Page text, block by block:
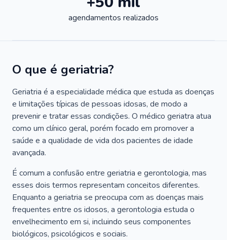
agendamentos realizados
O que é geriatria?
Geriatria é a especialidade médica que estuda as doenças
e limitações típicas de pessoas idosas, de modo a
prevenir e tratar essas condições. O médico geriatra atua
como um clínico geral, porém focado em promover a
saúde e a qualidade de vida dos pacientes de idade
avançada.
É comum a confusão entre geriatria e gerontologia, mas
esses dois termos representam conceitos diferentes.
Enquanto a geriatria se preocupa com as doenças mais
frequentes entre os idosos, a gerontologia estuda o
envelhecimento em si, incluindo seus componentes
biológicos, psicológicos e sociais.